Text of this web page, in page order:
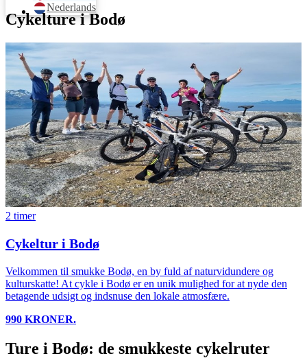
Nederlands
Cykelture i Bodø
2 timer
Cykeltur i Bodø
Velkommen til smukke Bodø, en by fuld af naturvidundere og
kulturskatte! At cykle i Bodø er en unik mulighed for at nyde den
betagende udsigt og indsnuse den lokale atmosfære.
990 KRONER.
Ture i Bodø: de smukkeste cykelruter